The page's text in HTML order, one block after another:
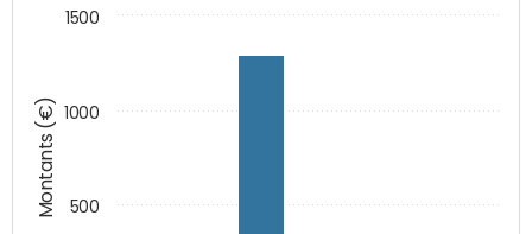
Montants (€) 500
1000
1500